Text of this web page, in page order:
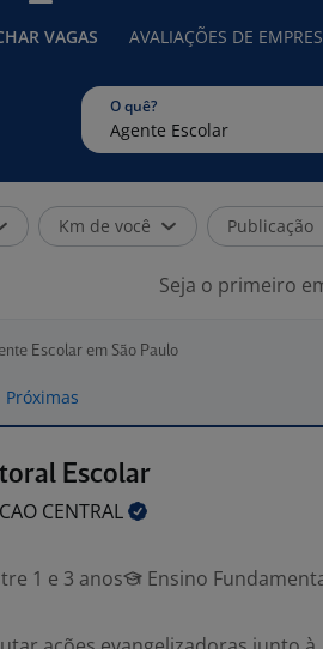
VAGAS AVALIAÇÕES DE
O quê?
Km de você Publicação
Seja o primeiro
Escolar em São Paulo
Próximas
Escolar
CENTRAL
1 e 3 anos
Ensino